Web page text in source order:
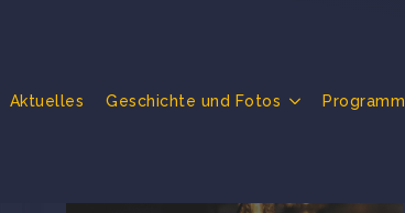
Aktuelles Geschichte und Fotos Programm